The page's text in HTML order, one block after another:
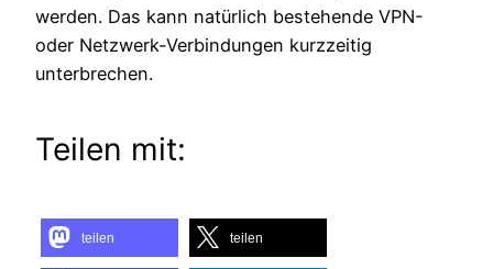
werden. Das kann natürlich bestehende VPN-
oder Netzwerk-Verbindungen kurzzeitig
unterbrechen.
Teilen mit:
teilen teilen